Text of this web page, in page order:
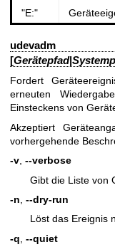
"E:"
[Gerätepfad|
Fordert
erneuten
Einsteckens von
Akzeptiert
vorhergehende
-v, --verbose
Gibt die Liste von
-n --dry-run
Löst das Ereignis
-q --quiet